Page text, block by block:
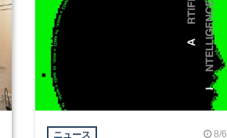
ニュース 8/6